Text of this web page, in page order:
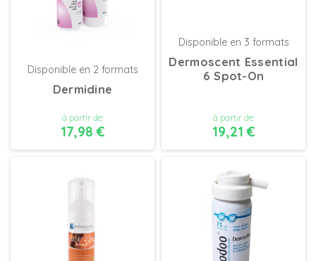
Disponible en 2 formats
Dermidine
à partir de
17,98 €
DÉTAILS
Disponible en 3 formats
Dermoscent Essential
6 Spot-On
à partir de
19,21 €
DÉTAILS